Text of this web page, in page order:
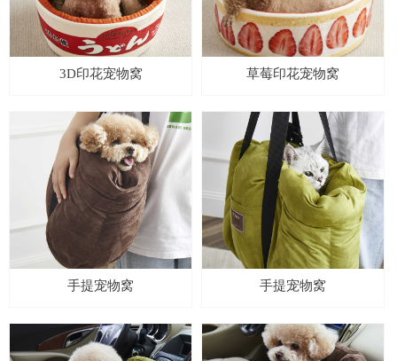
3D印花宠物窝 草莓印花宠物窝
手提宠物窝 手提宠物窝